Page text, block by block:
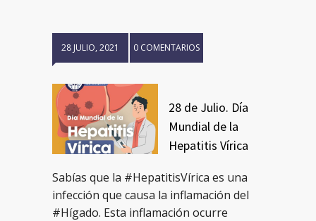
28 JULIO, 2021 0 COMENTARIOS
28 de Julio. Día
Mundial de la
Hepatitis Vírica
Sabías que la #HepatitisVírica es una
infección que causa la inflamación del
#Hígado. Esta inflamación ocurre